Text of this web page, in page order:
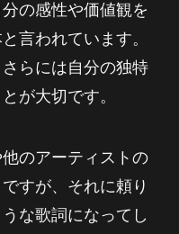
の感性や価値観を
言われています。
らには自分の独特
が大切です。
のアーティストの
すが、それに頼り
な歌詞になってし